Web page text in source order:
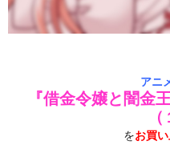
アニ
『借金令嬢と闇金
をお買